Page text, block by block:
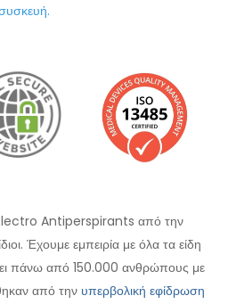
Antiperspirants από την
Έχουμε εμπειρία με όλα τα είδη
πάνω από 150.000 ανθρώπους με
από την υπερβολική εφίδρωση